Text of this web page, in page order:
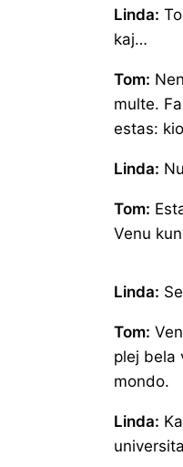
Linda:
kaj…
Tom:
multe.
estas:
Linda:
Tom:
Venu
Linda:
Tom:
plej bela
mondo.
Linda: